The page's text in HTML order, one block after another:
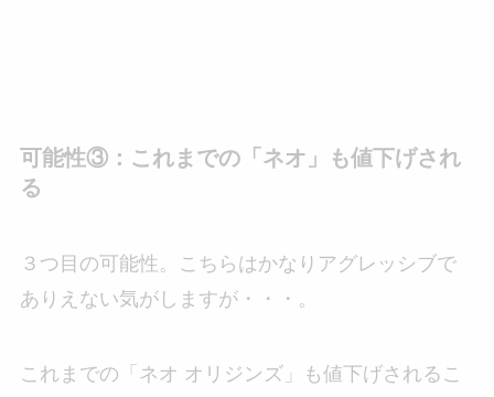
可能性③：これまでの「ネオ」も値下げされ
る
３つ目の可能性。こちらはかなりアグレッシブで
ありえない気がしますが・・・。
これまでの「ネオ オリジンズ」も値下げされるこ